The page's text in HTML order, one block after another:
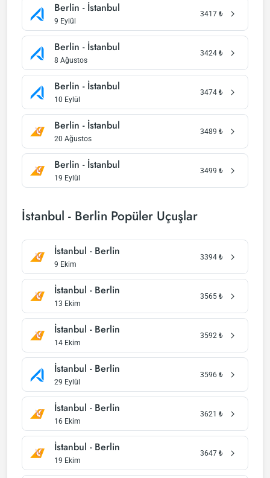
Berlin - İstanbul
9 Eylül
3417 ₺
Berlin - İstanbul
8 Ağustos
3424 ₺
Berlin - İstanbul
10 Eylül
3474 ₺
Berlin - İstanbul
20 Ağustos
3489 ₺
Berlin - İstanbul
19 Eylül
3499 ₺
İstanbul - Berlin Popüler Uçuşlar
İstanbul - Berlin
9 Ekim
3394 ₺
İstanbul - Berlin
13 Ekim
3565 ₺
İstanbul - Berlin
14 Ekim
3592 ₺
İstanbul - Berlin
29 Eylül
3596 ₺
İstanbul - Berlin
16 Ekim
3621 ₺
İstanbul - Berlin
19 Ekim
3647 ₺